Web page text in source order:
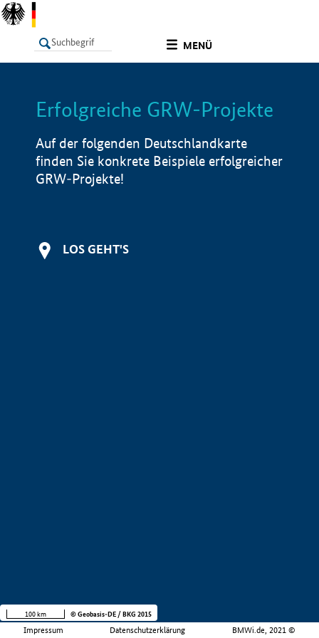
MENÜ
LISTE Info
Erfolgreiche GRW-Projekte
Auf der folgenden Deutschlandkarte
finden Sie konkrete Beispiele erfolgreicher
GRW-Projekte!
LOS GEHT'S
Impressum Datenschutzerklärung BMWi.de, 2021 ©
100 km © Geobasis-DE / BKG 2015